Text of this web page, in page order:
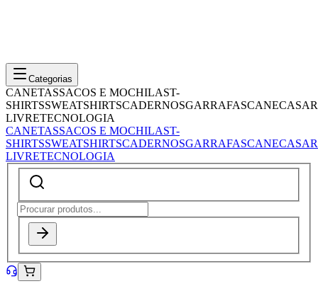
Categorias
CANETASSACOS E MOCHILAST-
SHIRTSSWEATSHIRTSCADERNOSGARRAFASCANECASAR
LIVRETECNOLOGIA
CANETASSACOS E MOCHILAST-
SHIRTSSWEATSHIRTSCADERNOSGARRAFASCANECASAR
LIVRETECNOLOGIA